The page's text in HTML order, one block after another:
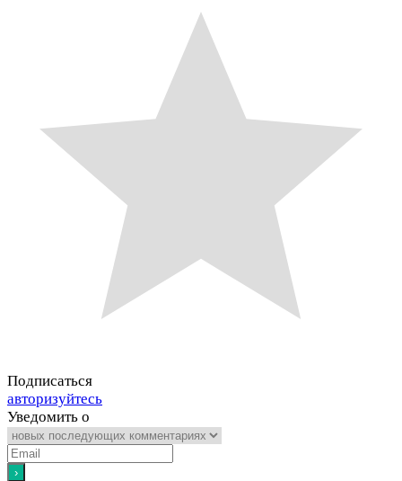
Подписаться
авторизуйтесь
Уведомить о